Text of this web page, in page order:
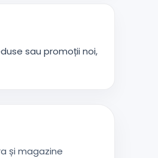
sau promoții noi,
și magazine